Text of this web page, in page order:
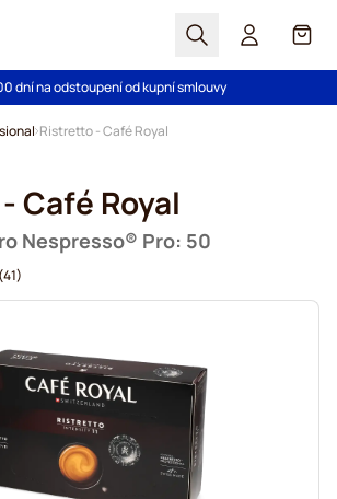
Hledat Košík
Bezplatná doprava nad 1000,00Kč
dní na odstoupení od kupní smlouvy
Ristretto - Café Royal
Café Royal
Nespresso® Pro: 50
(41)